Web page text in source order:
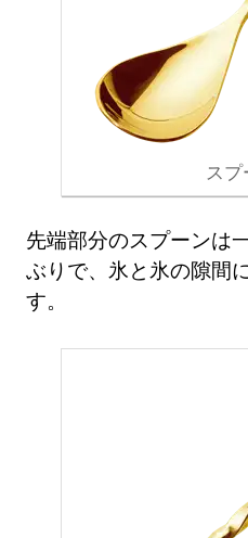
スプ
先端部分のスプーンは
ぶりで、氷と氷の隙間
す。